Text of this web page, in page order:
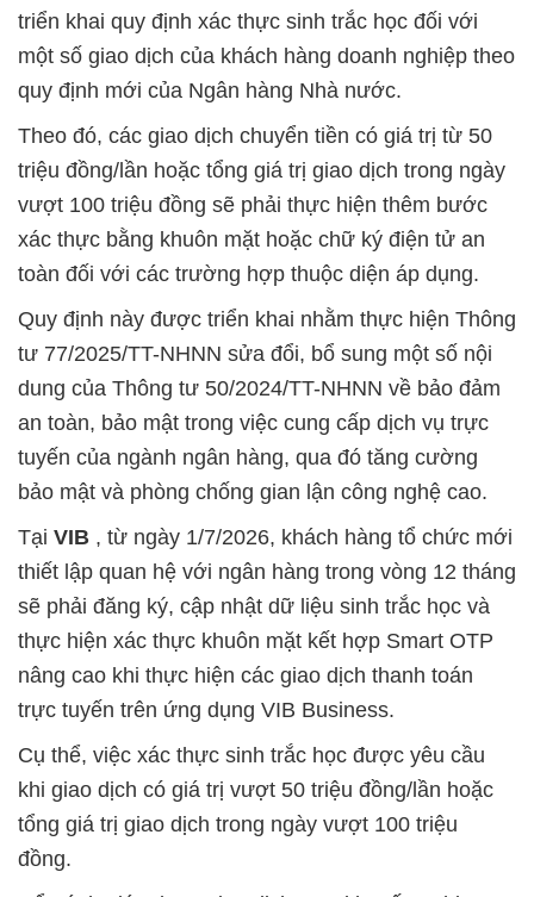
triển khai quy định xác thực sinh trắc học đối với
một số giao dịch của khách hàng doanh nghiệp theo
quy định mới của Ngân hàng Nhà nước.
Theo đó, các giao dịch chuyển tiền có giá trị từ 50
triệu đồng/lần hoặc tổng giá trị giao dịch trong ngày
vượt 100 triệu đồng sẽ phải thực hiện thêm bước
xác thực bằng khuôn mặt hoặc chữ ký điện tử an
toàn đối với các trường hợp thuộc diện áp dụng.
Quy định này được triển khai nhằm thực hiện Thông
tư 77/2025/TT-NHNN sửa đổi, bổ sung một số nội
dung của Thông tư 50/2024/TT-NHNN về bảo đảm
an toàn, bảo mật trong việc cung cấp dịch vụ trực
tuyến của ngành ngân hàng, qua đó tăng cường
bảo mật và phòng chống gian lận công nghệ cao.
Tại VIB , từ ngày 1/7/2026, khách hàng tổ chức mới
thiết lập quan hệ với ngân hàng trong vòng 12 tháng
sẽ phải đăng ký, cập nhật dữ liệu sinh trắc học và
thực hiện xác thực khuôn mặt kết hợp Smart OTP
nâng cao khi thực hiện các giao dịch thanh toán
trực tuyến trên ứng dụng VIB Business.
Cụ thể, việc xác thực sinh trắc học được yêu cầu
khi giao dịch có giá trị vượt 50 triệu đồng/lần hoặc
tổng giá trị giao dịch trong ngày vượt 100 triệu
đồng.